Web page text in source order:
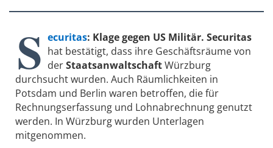
S ecuritas: Klage gegen US Militär. Securitas
hat bestätigt, dass ihre Geschäftsräume von
derStaatsanwaltschaftWürzburg
durchsucht wurden. Auch Räumlichkeiten in
Potsdam und Berlin waren betroffen, die für
Rechnungserfassung und Lohnabrechnung genutzt
werden. In Würzburg wurden Unterlagen
mitgenommen.